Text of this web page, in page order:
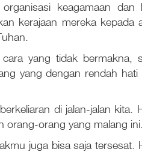
keagamaan dan
kerajaan mereka kepada
yang tidak bermakna,
yang dengan rendah hati
di jalan-jalan kita.
orang-orang yang malang ini.
juga bisa saja tersesat.